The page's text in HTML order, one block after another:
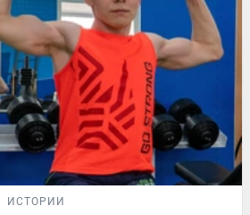
ИСТОРИИ